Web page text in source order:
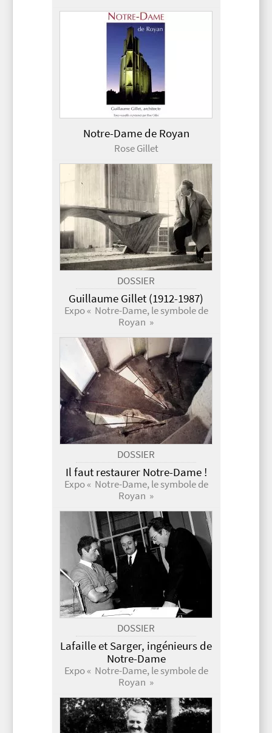
Notre-Dame de Royan
Rose Gillet
DOSSIER
Guillaume Gillet (1912-1987)
Expo « Notre-Dame, le symbole de
Royan »
DOSSIER
Il faut restaurer Notre-Dame !
Expo « Notre-Dame, le symbole de
Royan »
DOSSIER
Lafaille et Sarger, ingénieurs de
Notre-Dame
Expo « Notre-Dame, le symbole de
Royan »